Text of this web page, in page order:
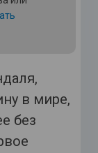
в мире,
без